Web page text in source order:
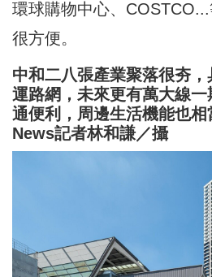
環球購物中心、
很方便。
中和二八張產業聚落很夯
運路網，未來更有萬大線
通便利，周邊生活機能也
News記者林和謙／攝